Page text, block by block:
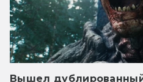
Вышел